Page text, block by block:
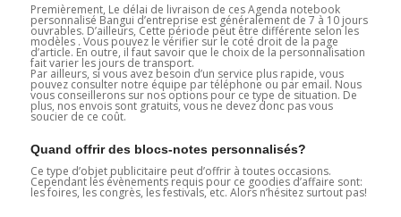
Premièrement, Le délai de livraison de ces Agenda notebook
personnalisé Bangui d’entreprise est généralement de 7 à 10 jours
ouvrables. D’ailleurs, Cette période peut être différente selon les
modèles . Vous pouvez le vérifier sur le coté droit de la page
d’article. En outre, il faut savoir que le choix de la personnalisation
fait varier les jours de transport.
Par ailleurs, si vous avez besoin d’un service plus rapide, vous
pouvez consulter notre équipe par téléphone ou par email. Nous
vous conseillerons sur nos options pour ce type de situation. De
plus, nos envois sont gratuits, vous ne devez donc pas vous
soucier de ce coût.
Quand offrir des blocs-notes personnalisés?
Ce type d’objet publicitaire peut d’offrir à toutes occasions.
Cependant les évènements requis pour ce goodies d’affaire sont:
les foires, les congrès, les festivals, etc. Alors n’hésitez surtout pas!